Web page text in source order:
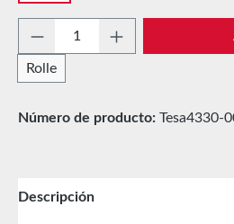
Cantidad del producto:
Rolle
Número de producto: Tesa4330-
Descripción